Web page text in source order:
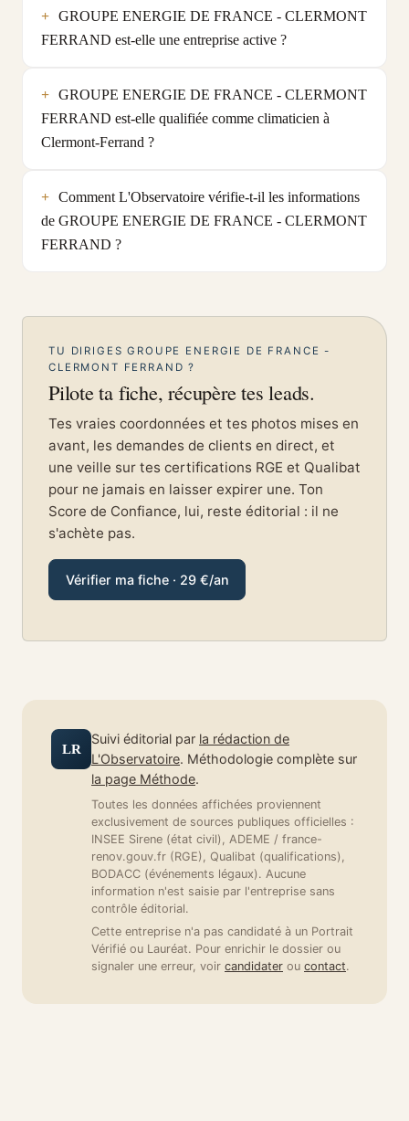
GROUPE ENERGIE DE FRANCE - CLERMONT
FERRAND est-elle une entreprise active ?
GROUPE ENERGIE DE FRANCE - CLERMONT
FERRAND est-elle qualifiée comme climaticien à
Clermont-Ferrand ?
Comment L'Observatoire vérifie-t-il les informations
de GROUPE ENERGIE DE FRANCE - CLERMONT
FERRAND ?
TU DIRIGES GROUPE ENERGIE DE FRANCE -
CLERMONT FERRAND ?
Pilote ta fiche, récupère tes leads.
Tes vraies coordonnées et tes photos mises en
avant, les demandes de clients en direct, et
une veille sur tes certifications RGE et Qualibat
pour ne jamais en laisser expirer une. Ton
Score de Confiance, lui, reste éditorial : il ne
s'achète pas.
Vérifier ma fiche · 29 €/an
LR
Suivi éditorial par la rédaction de
L'Observatoire. Méthodologie complète sur
la page Méthode.
Toutes les données affichées proviennent
exclusivement de sources publiques officielles :
INSEE Sirene (état civil), ADEME / france-
renov.gouv.fr (RGE), Qualibat (qualifications),
BODACC (événements légaux). Aucune
information n'est saisie par l'entreprise sans
contrôle éditorial.
Cette entreprise n'a pas candidaté à un Portrait
Vérifié ou Lauréat. Pour enrichir le dossier ou
signaler une erreur, voir candidater ou contact.